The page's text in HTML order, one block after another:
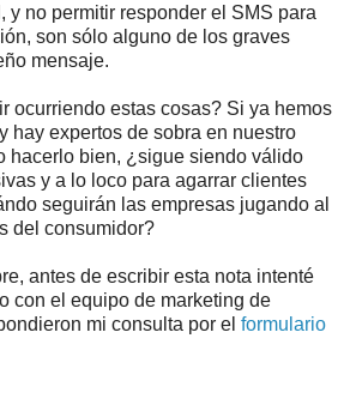
y no permitir responder el SMS para
son sólo alguno de los graves
mensaje.
ocurriendo estas cosas? Si ya hemos
hay expertos de sobra en nuestro
hacerlo bien, ¿sigue siendo válido
y a lo loco para agarrar clientes
seguirán las empresas jugando al
del consumidor?
antes de escribir esta nota intenté
con el equipo de marketing de
mi consulta por el formulario